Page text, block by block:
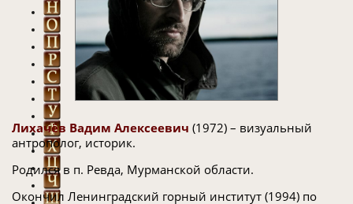
Лихачёв Вадим Алексеевич (1972) – визуальный
антрополог, историк.
Родился в п. Ревда, Мурманской области.
Окончил Ленинградский горный институт (1994) по